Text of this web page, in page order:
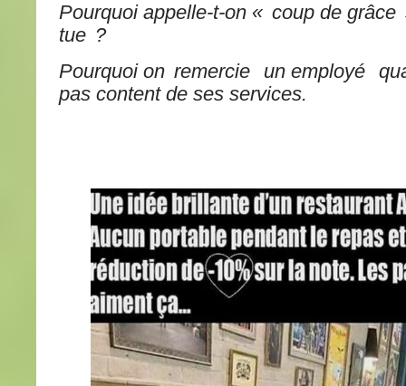
Pourquoi appelle-t-on « coup de grâce
tue ?
Pourquoi on remercie un employé
pas content de ses services.